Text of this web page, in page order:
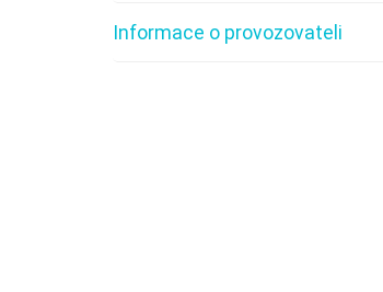
Informace o provozovateli